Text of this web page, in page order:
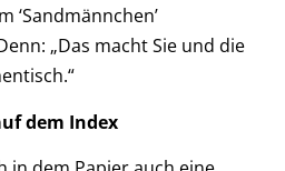
‘Sandmännchen’
„Das macht Sie und die
dem Index